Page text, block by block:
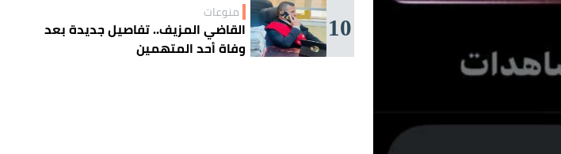
10 منوعات
القاضي المزيف.. تفاصيل جديدة بعد
وفاة أحد المتهمين